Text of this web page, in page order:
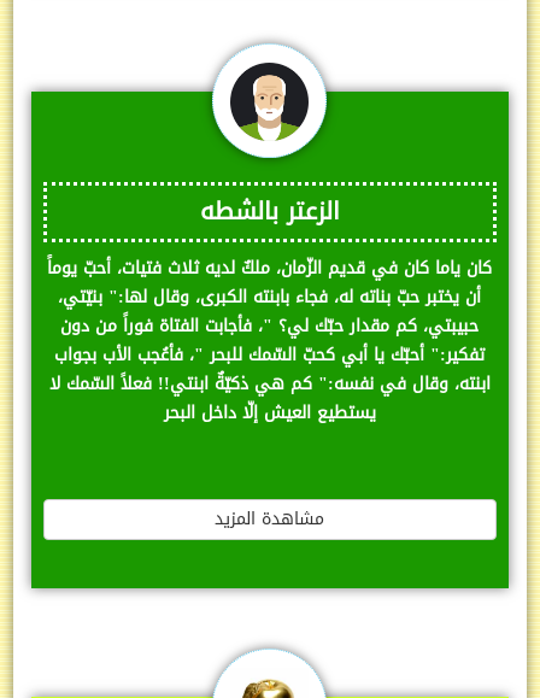
الزعتر بالشطه
كان ياما كان في قديم الزّمان، ملكٌ لديه ثلاث فتيات، أحبّ يوماً
أن يختبر حبّ بناته له، فجاء بابنته الكبرى، وقال لها:" بنيّتي،
حبيبتي، كم مقدار حبّك لي؟ "، فأجابت الفتاة فوراً من دون
تفكير:" أحبّك يا أبي كحبّ السّمك للبحر "، فأعُجب الأب بجواب
ابنته، وقال في نفسه:" كم هي ذكيّةٌ ابنتي!! فعلاً السّمك لا
يستطيع العيش إلّا داخل البحر
مشاهدة المزيد